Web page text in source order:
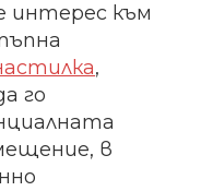
интерес към
,
го
в